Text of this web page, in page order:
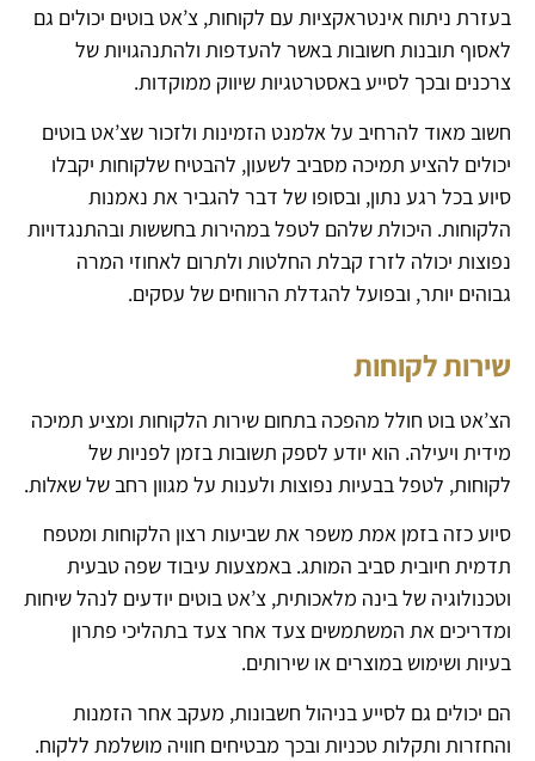
בעזרת ניתוח אינטראקציות עם לקוחות, צ’אט בוטים יכולים גם
לאסוף תובנות חשובות באשר להעדפות ולהתנהגויות של
צרכנים ובכך לסייע באסטרטגיות שיווק ממוקדות.
חשוב מאוד להרחיב על אלמנט הזמינות ולזכור שצ’אט בוטים
יכולים להציע תמיכה מסביב לשעון, להבטיח שלקוחות יקבלו
סיוע בכל רגע נתון, ובסופו של דבר להגביר את נאמנות
הלקוחות. היכולת שלהם לטפל במהירות בחששות ובהתנגדויות
נפוצות יכולה לזרז קבלת החלטות ולתרום לאחוזי המרה
גבוהים יותר, ובפועל להגדלת הרווחים של עסקים.
שירות לקוחות
הצ’אט בוט חולל מהפכה בתחום שירות הלקוחות ומציע תמיכה
מידית ויעילה. הוא יודע לספק תשובות בזמן לפניות של
לקוחות, לטפל בבעיות נפוצות ולענות על מגוון רחב של שאלות.
סיוע כזה בזמן אמת משפר את שביעות רצון הלקוחות ומטפח
תדמית חיובית סביב המותג. באמצעות עיבוד שפה טבעית
וטכנולוגיה של בינה מלאכותית, צ’אט בוטים יודעים לנהל שיחות
ומדריכים את המשתמשים צעד אחר צעד בתהליכי פתרון
בעיות ושימוש במוצרים או שירותים.
הם יכולים גם לסייע בניהול חשבונות, מעקב אחר הזמנות
והחזרות ותקלות טכניות ובכך מבטיחים חוויה מושלמת ללקוח.